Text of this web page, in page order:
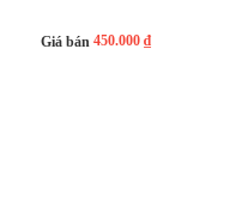
Giá bán 450.000 ₫